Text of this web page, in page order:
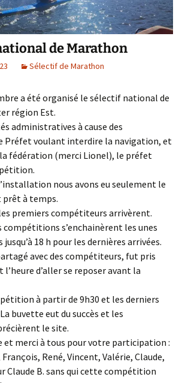
de Marathon
Sélectif de Marathon
a été organisé le sélectif national de
région Est.
administratives à cause des
Préfet voulant interdire la navigation, et
fédération (merci Lionel), le préfet
nous avons eu seulement le
prêt à temps.
premiers compétiteurs arrivèrent.
compétitions s’enchainèrent les unes
18 h pour les dernières arrivées.
avec des compétiteurs, fut pris
d’aller se reposer avant la
à partir de 9h30 et les derniers
buvette eut du succès et les
le site.
et merci à tous pour votre participation :
René, Vincent, Valérie, Claude,
Claude B. sans qui cette compétition